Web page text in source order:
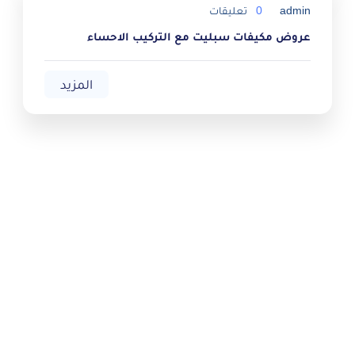
admin
0 تعليقات
عروض مكيفات سبليت مع التركيب الاحساء
المزيد